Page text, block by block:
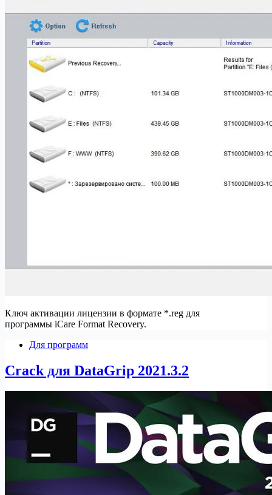
Ключ активации лицензии в формате *.reg для
программы iCare Format Recovery.
Для программ
Crack для DataGrip 2021.3.2